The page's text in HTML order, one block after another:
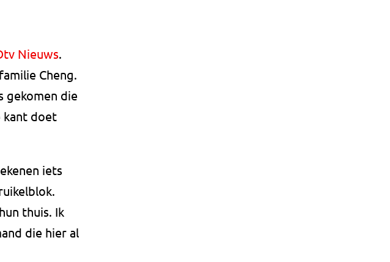
Nieuws.
Cheng.
gekomen die
kant doet
iets
thuis. Ik
die hier al